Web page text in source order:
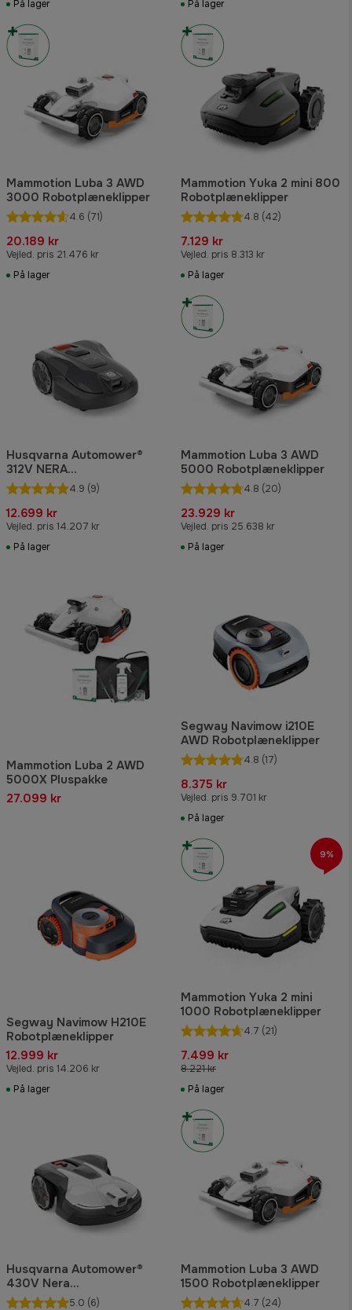
På lager På lager
Mammotion Luba 3 AWD
3000 Robotplæneklipper
4.6 (71)
20.189 kr
Vejled. pris 21.476 kr
På lager
Mammotion Yuka 2 mini 800
Robotplæneklipper
4.8 (42)
7.129 kr
Vejled. pris 8.313 kr
På lager
Husqvarna Automower®
312V NERA
Robotplæneklipper
4.9 (9)
12.699 kr
Vejled. pris 14.207 kr
På lager
Mammotion Luba 3 AWD
5000 Robotplæneklipper
4.8 (20)
23.929 kr
Vejled. pris 25.638 kr
På lager
Mammotion Luba 2 AWD
5000X Pluspakke
27.099 kr
Segway Navimow i210E
AWD Robotplæneklipper
4.8 (17)
8.375 kr
Vejled. pris 9.701 kr
På lager
Segway Navimow H210E
Robotplæneklipper
12.999 kr
Vejled. pris 14.206 kr
På lager
Mammotion Yuka 2 mini
1000 Robotplæneklipper
4.7 (21)
7.499 kr
8.221 kr
På lager
9%
Husqvarna Automower®
430V Nera
Robotplæneklipper
5.0 (6)
Mammotion Luba 3 AWD
1500 Robotplæneklipper
4.7 (24)